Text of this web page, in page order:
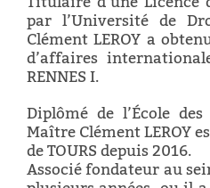
par l’Université de
Clément LEROY a
d’affaires
RENNES I.
Diplômé de l’École
Maître Clément LEROY
de TOURS depuis 2016.
Associé fondateur au